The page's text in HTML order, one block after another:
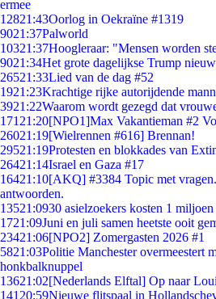
ermee
12821:43Oorlog in Oekraïne #1319
9021:37Palworld
10321:37Hoogleraar: "Mensen worden
9021:34Het grote dagelijkse Trump
26521:33Lied van de dag #52
1921:23Krachtige rijke autorijdende
3921:22Waarom wordt gezegd dat
171 21:20[NPO1]Max Vakantieman #2
26021:19[Wielrennen #616] Brennan!
29521:19Protesten en blokkades van
26421:14Israel en Gaza #17
16421:10[AKQ] #3384 Topic met
antwoorden.
13521:0930 asielzoekers kosten 1
1721:09Juni en juli samen heetste ooit
23421:06[NPO2] Zomergasten 2026 #1
5821:03Politie Manchester overmeestert
honkbalknuppel
13621:02[Nederlands Elftal] Op naar
141 20:59Nieuwe flitspaal in